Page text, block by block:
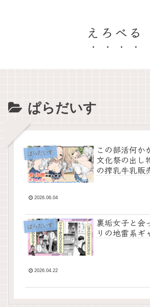
えろべる
ぱらだいす
ぱらだいす
この部活何か
文化祭の出し
の搾乳牛乳販
2026.06.04
ぱらだいす
裏垢女子と会
りの地雷系ギ
2026.04.22